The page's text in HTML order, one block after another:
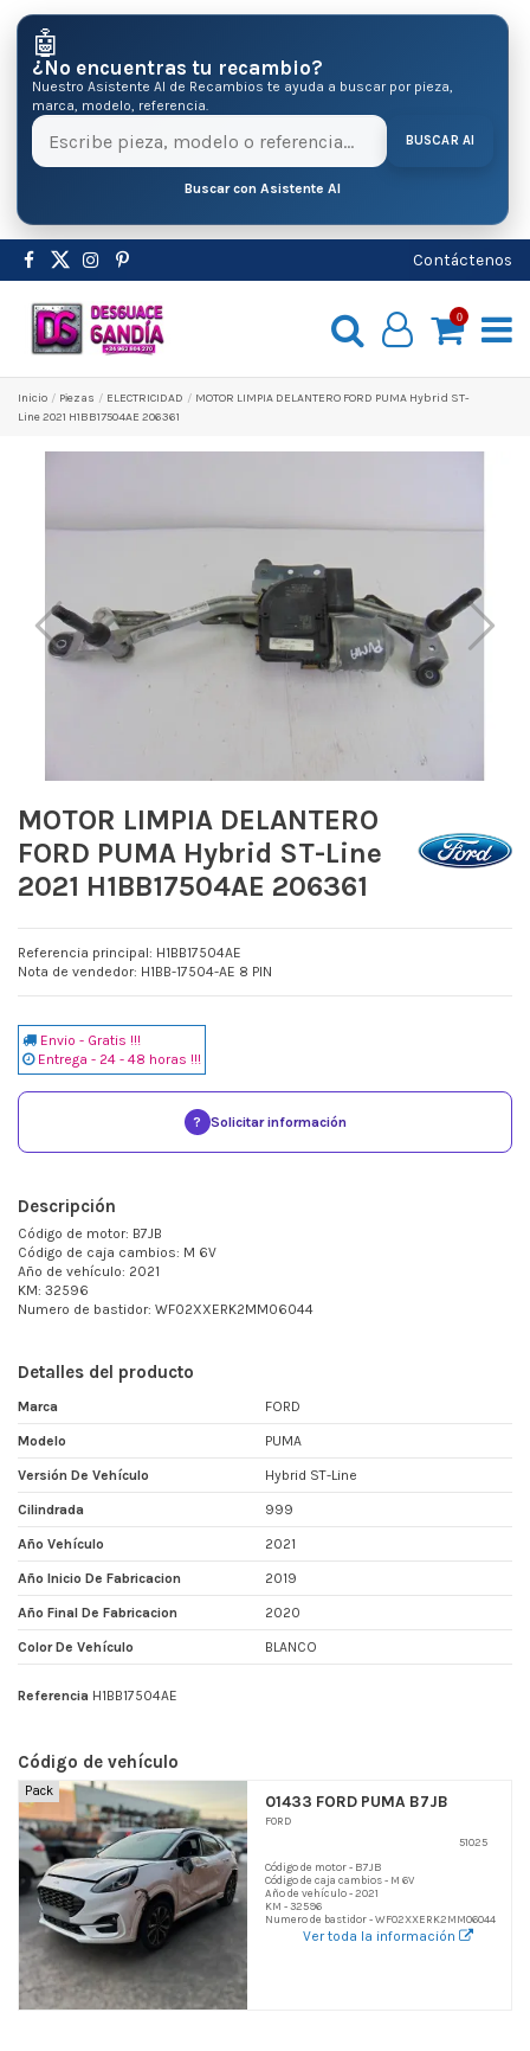
🤖
¿No encuentras tu recambio?
Nuestro Asistente AI de Recambios te ayuda a buscar por pieza,
marca, modelo, referencia.
BUSCAR AI
Buscar con Asistente AI
Contáctenos
0
Inicio Pіezas ELECTRICIDAD
MOTOR LIMPIA DELANTERO FORD PUMA Hybrid ST-
Line 2021 H1BB17504AE 206361
MOTOR LIMPIA DELANTERO
FORD PUMA Hybrid ST-Line
2021 H1BB17504AE 206361
Referencia principal: H1BB17504AE
Nota de vendedor: H1BB-17504-AE 8 PIN
Envio - Gratis !!!
Entrega - 24 - 48 horas !!!
? Solicitar información
Descripción
Código de motor: B7JB
Código de caja cambios: M 6V
Año de vehículo: 2021
KM: 32596
Numero de bastidor: WF02XXERK2MM06044
Detalles del producto
Marca FORD
Modelo PUMA
Versión De Vehículo Hybrid ST-Line
Cilindrada 999
Año Vehículo 2021
Año Inicio De Fabricacion 2019
Año Final De Fabricacion 2020
Color De Vehículo BLANCO
Referencia H1BB17504AE
Código de vehículo
Pack
01433 FORD PUMA B7JB
FORD
51025
Código de motor - B7JB
Código de caja cambios - M 6V
Año de vehículo - 2021
KM - 32596
Numero de bastidor - WF02XXERK2MM06044
Ver toda la información